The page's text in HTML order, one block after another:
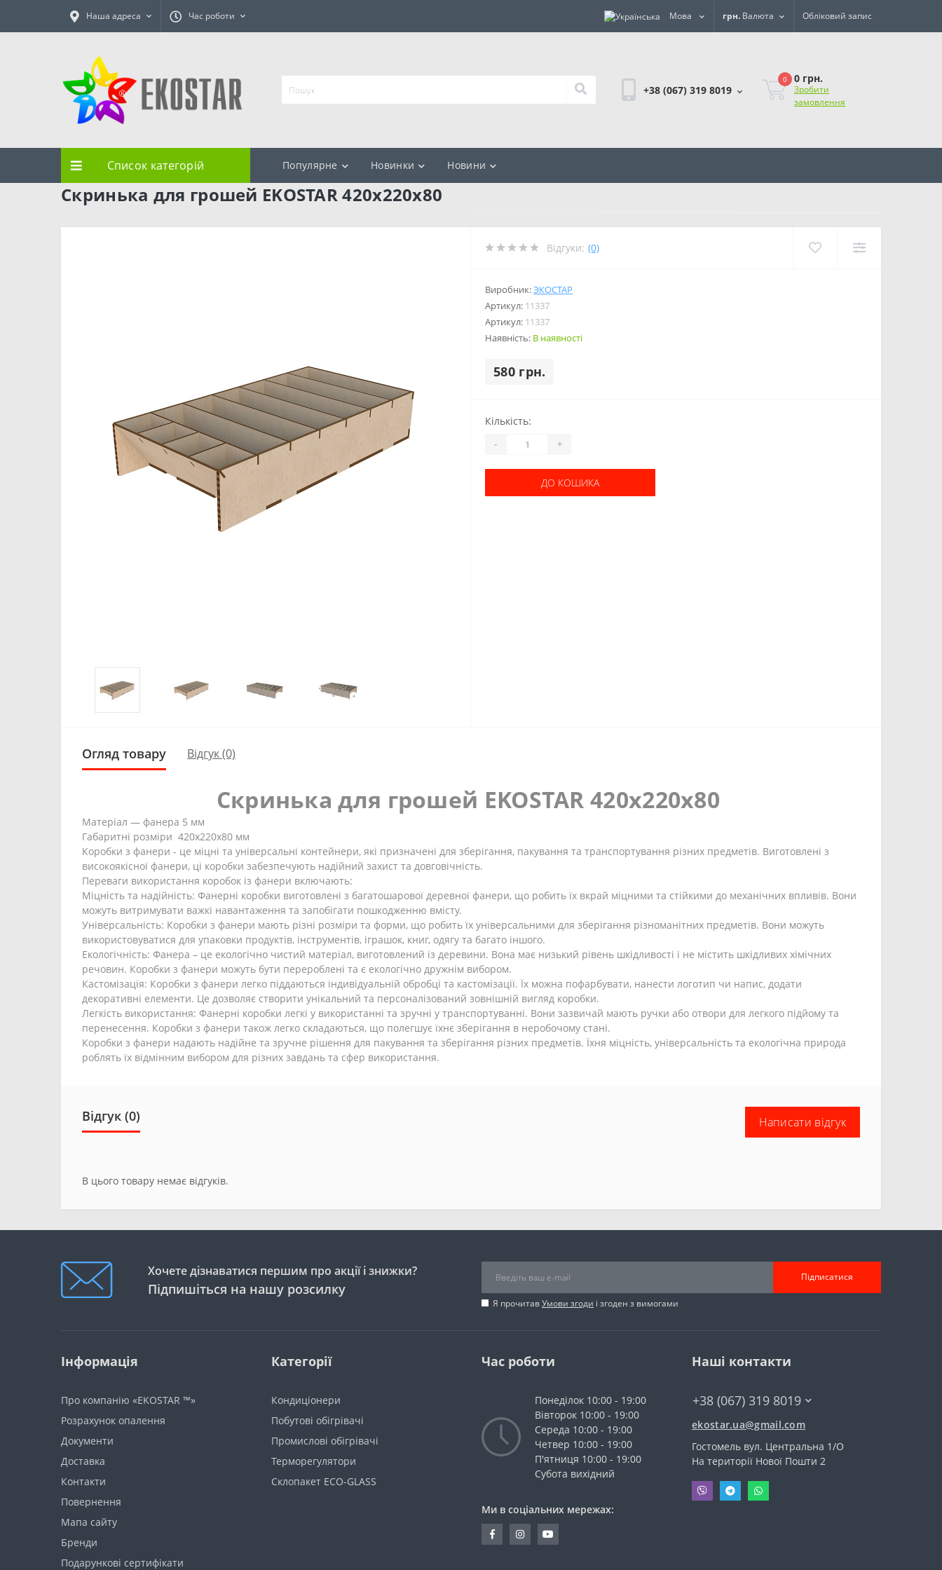
Наша адреса Час роботи Мова грн. Валюта Обліковий запис
+38 (067) 319 8019
0 0 грн.
Зробити
замовлення
Список категорій Популярне Новинки Новини
Скринька для грошей EKOSTAR 420х220х80
Відгуки: (0)
Виробник:ЭКОСТАР
Артикул: 11337
Артикул: 11337
Наявність: В наявності
580 грн.
Кількість:
- +
ДО КОШИКА
Огляд товару Відгук (0)
Скринька для грошей EKOSTAR 420х220х80
Матеріал — фанера 5 мм
Габаритні розміри 420х220х80 мм
Коробки з фанери - це міцні та універсальні контейнери, які призначені для зберігання, пакування та транспортування різних предметів. Виготовлені з
високоякісної фанери, ці коробки забезпечують надійний захист та довговічність.
Переваги використання коробок із фанери включають:
Міцність та надійність: Фанерні коробки виготовлені з багатошарової деревної фанери, що робить їх вкрай міцними та стійкими до механічних впливів. Вони
можуть витримувати важкі навантаження та запобігати пошкодженню вмісту.
Універсальність: Коробки з фанери мають різні розміри та форми, що робить їх універсальними для зберігання різноманітних предметів. Вони можуть
використовуватися для упаковки продуктів, інструментів, іграшок, книг, одягу та багато іншого.
Екологічність: Фанера – це екологічно чистий матеріал, виготовлений із деревини. Вона має низький рівень шкідливості і не містить шкідливих хімічних
речовин. Коробки з фанери можуть бути перероблені та є екологічно дружнім вибором.
Кастомізація: Коробки з фанери легко піддаються індивідуальній обробці та кастомізації. Їх можна пофарбувати, нанести логотип чи напис, додати
декоративні елементи. Це дозволяє створити унікальний та персоналізований зовнішній вигляд коробки.
Легкість використання: Фанерні коробки легкі у використанні та зручні у транспортуванні. Вони зазвичай мають ручки або отвори для легкого підйому та
перенесення. Коробки з фанери також легко складаються, що полегшує їхнє зберігання в неробочому стані.
Коробки з фанери надають надійне та зручне рішення для пакування та зберігання різних предметів. Їхня міцність, універсальність та екологічна природа
роблять їх відмінним вибором для різних завдань та сфер використання.
Відгук (0) Написати відгук
В цього товару немає відгуків.
Хочете дізнаватися першим про акції і знижки?
Підпишіться на нашу розсилку
Підписатися
Я прочитавУмови згоди і згоден з вимогами
Інформація
Про компанію «EKOSTAR ™»
Розрахунок опалення
Документи
Доставка
Контакти
Повернення
Мапа сайту
Бренди
Подарункові сертифікати
Категорії
Кондиціонери
Побутові обігрівачі
Промислові обігрівачі
Терморегулятори
Склопакет ECO-GLASS
Час роботи
Понеділок 10:00 - 19:00
Вівторок 10:00 - 19:00
Середа 10:00 - 19:00
Четвер 10:00 - 19:00
П'ятниця 10:00 - 19:00
Cубота вихідний
Ми в соціальних мережах:
Наші контакти
+38 (067) 319 8019
ekostar.ua@gmail.com
Гостомель вул. Центральна 1/О
На території Нової Пошти 2